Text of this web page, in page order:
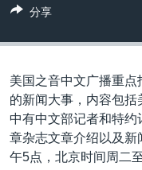
航
检
索
中东
欧洲
非洲
美洲
全球议题
人权·法律·宗教
科教·文娱·体健
军事
劳工
环境
热点专题
白宫要闻
国会报道
美中关系
美国建国250周年
埃博拉疫情
VOA视频
VOA今日焦点
中文广播
关注我们
分享
美国之音中文广播重
的新闻大事，内容包
中有中文部记者和特
章杂志文章介绍以及
午5点，北京时间周二